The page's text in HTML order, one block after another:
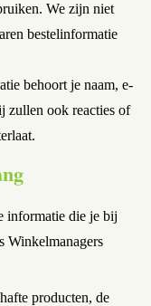
We zijn niet
bestelinformatie
behoort je naam, e-
zullen ook reacties of
informatie die je bij
Winkelmanagers
producten, de